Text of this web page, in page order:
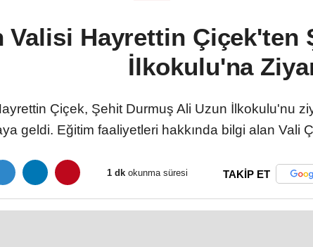
Valisi Hayrettin Çiçek'ten
İlkokulu'na
Çiçek, Şehit Durmuş Ali Uzun İlkokulu'nu
geldi. Eğitim faaliyetleri hakkında bilgi alan Vali
1 dk okunma süresi TAKİP ET